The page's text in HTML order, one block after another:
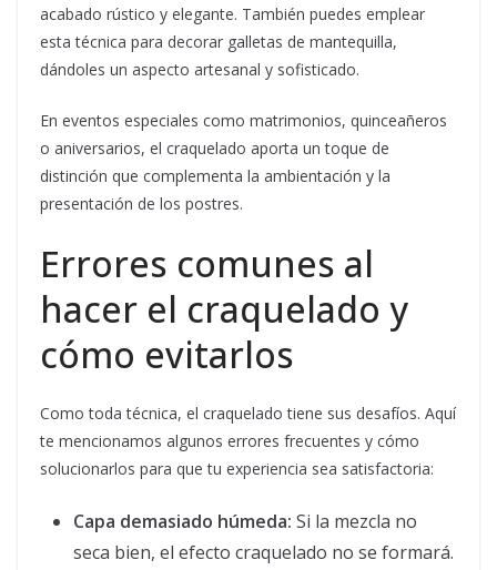
acabado rústico y elegante. También puedes emplear
esta técnica para decorar galletas de mantequilla,
dándoles un aspecto artesanal y sofisticado.
En eventos especiales como matrimonios, quinceañeros
o aniversarios, el craquelado aporta un toque de
distinción que complementa la ambientación y la
presentación de los postres.
Errores comunes al
hacer el craquelado y
cómo evitarlos
Como toda técnica, el craquelado tiene sus desafíos. Aquí
te mencionamos algunos errores frecuentes y cómo
solucionarlos para que tu experiencia sea satisfactoria:
Capa demasiado húmeda: Si la mezcla no
seca bien, el efecto craquelado no se formará.